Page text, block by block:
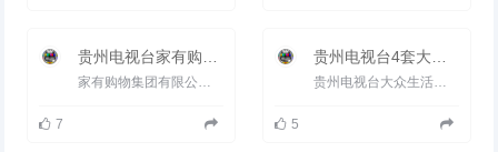
7
贵州电视台大众生活频道定位于时尚娱乐频道，频道口号&ldquo;i(爱)-生活、 真快乐&rdquo;频道整体编排围绕贵...
5